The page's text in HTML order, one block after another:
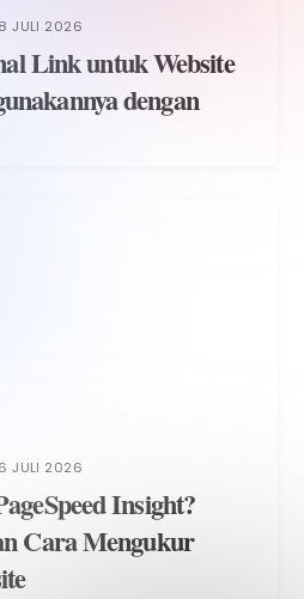
JULI 2026
Link untuk Website
dengan
JULI 2026
Insight?
Cara Mengukur